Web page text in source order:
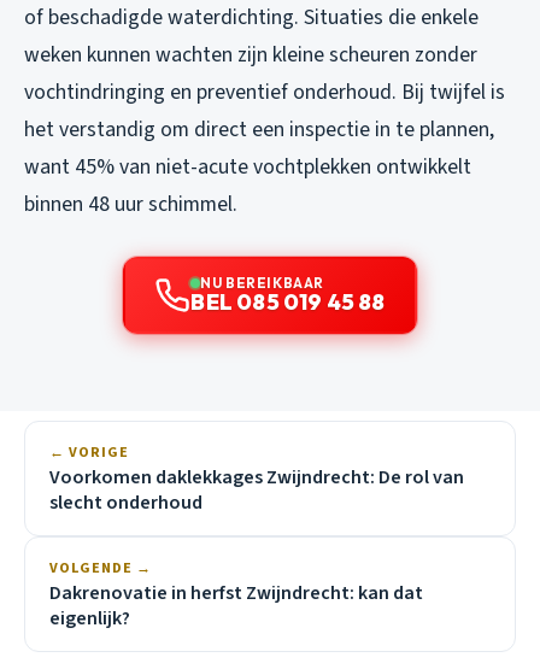
of beschadigde waterdichting. Situaties die enkele
weken kunnen wachten zijn kleine scheuren zonder
vochtindringing en preventief onderhoud. Bij twijfel is
het verstandig om direct een inspectie in te plannen,
want 45% van niet-acute vochtplekken ontwikkelt
binnen 48 uur schimmel.
NU BEREIKBAAR
BEL 085 019 45 88
← VORIGE
Voorkomen daklekkages Zwijndrecht: De rol van
slecht onderhoud
VOLGENDE →
Dakrenovatie in herfst Zwijndrecht: kan dat
eigenlijk?